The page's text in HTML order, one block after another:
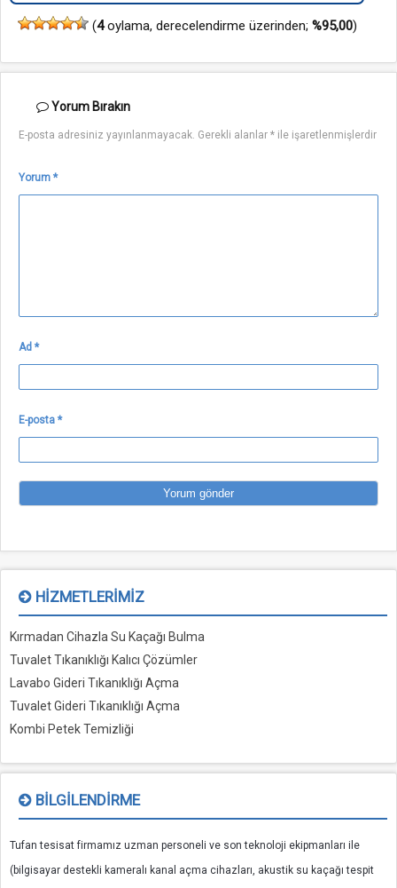
(4oylama, derecelendirme üzerinden; %95,00)
Yorum Bırakın
E-posta adresiniz yayınlanmayacak. Gerekli alanlar * ile işaretlenmişlerdir
Yorum *
Ad *
E-posta *
HIZMETLERIMIZ
Kırmadan Cihazla Su Kaçağı Bulma
Tuvalet Tıkanıklığı Kalıcı Çözümler
Lavabo Gideri Tıkanıklığı Açma
Tuvalet Gideri Tıkanıklığı Açma
Kombi Petek Temizliği
BILGILENDIRME
Tufan tesisat firmamız uzman personeli ve son teknoloji ekipmanları ile
(bilgisayar destekli kameralı kanal açma cihazları, akustik su kaçağı tespit